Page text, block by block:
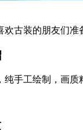
欢古装的朋友们准
纯手工绘制，画